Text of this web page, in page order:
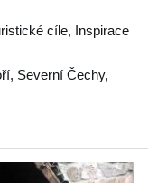
cíle, Inspirace
, Severní Čechy,